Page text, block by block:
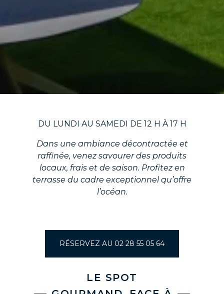
DU LUNDI AU SAMEDI DE 12 H À 17 H
Dans une ambiance décontractée et
raffinée, venez savourer des produits
locaux, frais et de saison. Profitez en
terrasse du cadre exceptionnel qu’offre
l’océan.
RÉSERVEZ AU 02 28 55 05 64
LE SPOT